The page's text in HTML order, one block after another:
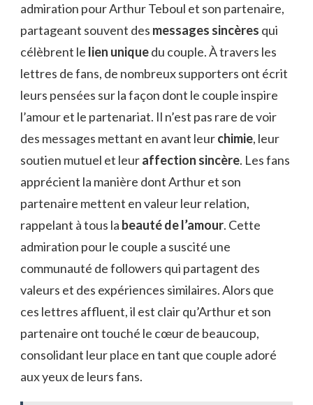
admiration pour Arthur Teboul et son partenaire,
partageant souvent des messages sincères qui
célèbrent le lien uniquedu couple. À travers les
lettres de fans, de nombreux supporters ont écrit
leurs pensées sur la façon dont le couple inspire
l’amour et le partenariat. Il n’est pas rare de voir
des messages mettant en avant leurchimie, leur
soutien mutuel et leuraffection sincère. Les fans
apprécient la manière dont Arthur et son
partenaire mettent en valeur leur relation,
rappelant à tous la beauté de l’amour. Cette
admiration pour le couple a suscité une
communauté de followers qui partagent des
valeurs et des expériences similaires. Alors que
ces lettres affluent, il est clair qu’Arthur et son
partenaire ont touché le cœur de beaucoup,
consolidant leur place en tant que couple adoré
aux yeux de leurs fans.